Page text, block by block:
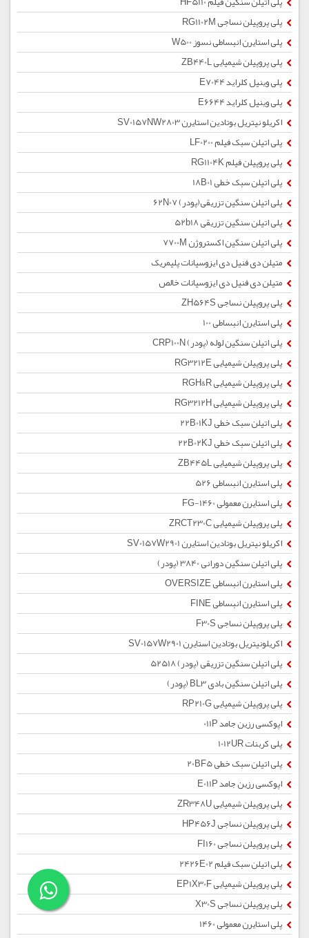
پلی پروپیلن نساجی RG1102M
پلی استایرن انبساطی نسوز W500
پلی پروپیلن شیمیایی ZB440L
پلی وینیل کلراید E7044
پلی وینیل کلراید E6644
اکریلو نیتریل بوتادین استایرن SV0157NW2803
پلی اتیلن سبک فیلم LF0200
پلی پروپیلن فیلم RG1104K
پلی اتیلن سبک خطی 18B01
پلی اتیلن سنگین تزریقی(پودر) 62N07
پلی اتیلن سنگین تزریقی 52b18
پلی اتیلن سنگین اکستروژن 7700M
متیلن دی فنیل دی ایزوسیانات پلیمریک
متیلن دی فنیل دی ایزوسیانات خالص
پلی پروپیلن نساجی ZH564S
پلی استایرن انبساطی 100
پلی اتیلن سنگین لوله (پودر) CRP100N
پلی پروپیلن شیمیایی RG3212E
پلی پروپیلن شیمیایی RGH&R
پلی پروپیلن شیمیایی RG3212H
پلی اتیلن سبک خطی 22B01KJ
پلی اتیلن سبک خطی 22B02KJ
پلی پروپیلن شیمیایی ZB445L
پلی استایرن انبساطی 526
پلی استایرن معمولی 1460-FG
پلی پروپیلن شیمیایی ZRCT230C
اکریلو نیتریل بوتادین استایرن SV0157W2901
پلی اتیلن سنگین دورانی 3840 (پودر)
پلی استایرن انبساطی OVERSIZE
پلی استایرن انبساطی FINE
پلی پروپیلن نساجی F30S
اکریلونیتریل بوتادین استایرن SV0157W2901
پلی اتیلن سنگین تزریقی (پودر) 52518
پلی اتیلن سنگین بادی BL3 (پودر)
پلی پروپیلن شیمیایی RP210G
اپوکسی رزین جامد 011P
پلی کربنات 1012UR
پلی اتیلن سبک خطی 20BF5
اپوکسی رزین جامد E011P
پلی پروپیلن شیمیایی ZR348U
پلی پروپیلن نساجی HP456J
پلی پروپیلن نساجی FI160
پلی اتیلن سبک فیلم 2426E02
پلی پروپیلن شیمیایی EP1X30F
پلی پروپیلن نساجی X30S
پلی استایرن معمولی 1460